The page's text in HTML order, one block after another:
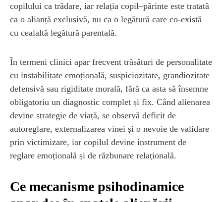
copilului ca trădare, iar relația copil–părinte este tratată
ca o alianță exclusivă, nu ca o legătură care co-există
cu cealaltă legătură parentală.
În termeni clinici apar frecvent trăsături de personalitate
cu instabilitate emoțională, suspiciozitate, grandiozitate
defensivă sau rigiditate morală, fără ca asta să însemne
obligatoriu un diagnostic complet și fix. Când alienarea
devine strategie de viață, se observă deficit de
autoreglare, externalizarea vinei și o nevoie de validare
prin victimizare, iar copilul devine instrument de
reglare emoțională și de răzbunare relațională.
Ce mecanisme psihodinamice